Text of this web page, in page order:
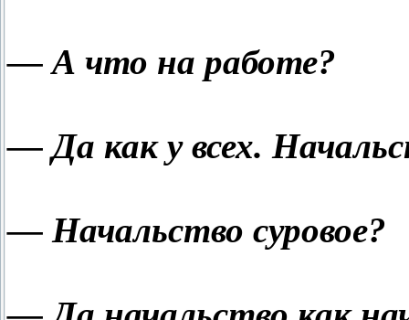
— А что на работе?
— Да как у всех.
— Начальство суровое?